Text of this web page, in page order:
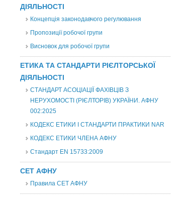
ДІЯЛЬНОСТІ
Концепція законодавчого регулювання
Пропозиції робочої групи
Висновок для робочої групи
ЕТИКА ТА СТАНДАРТИ РІЄЛТОРСЬКОЇ
ДІЯЛЬНОСТІ
СТАНДАРТ АСОЦІАЦІЇ ФАХІВЦІВ З
НЕРУХОМОСТІ (РІЄЛТОРІВ) УКРАЇНИ. АФНУ
002:2025
КОДЕКС ЕТИКИ І СТАНДАРТИ ПРАКТИКИ NAR
КОДЕКС ЕТИКИ ЧЛЕНА АФНУ
Стандарт EN 15733:2009
СЕТ АФНУ
Правила СЕТ АФНУ